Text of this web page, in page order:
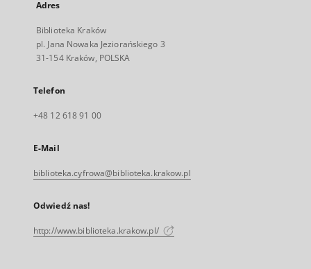
Adres
Biblioteka Kraków
pl. Jana Nowaka Jeziorańskiego 3
31-154 Kraków, POLSKA
Telefon
+48 12 618 91 00
E-Mail
biblioteka.cyfrowa@biblioteka.krakow.pl
Odwiedź nas!
http://www.biblioteka.krakow.pl/